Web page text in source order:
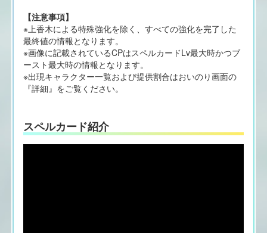
【注意事項】
※上香木による特殊強化を除く、すべての強化を完了した
最終値の情報となります。
※画像に記載されているCPはスペルカードLv最大時かつブ
ースト最大時の情報となります。
※出現キャラクター一覧および提供割合はおいのり画面の
『詳細』をご覧ください。
スペルカード紹介